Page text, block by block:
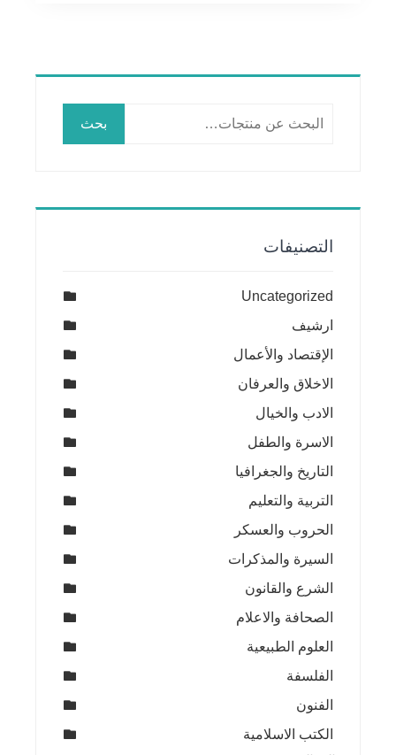
بحث
التصنيفات
Uncategorized
ارشيف
الإقتصاد والأعمال
الاخلاق والعرفان
الادب والخيال
الاسرة والطفل
التاريخ والجغرافيا
التربية والتعليم
الحروب والعسكر
السيرة والمذكرات
الشرع والقانون
الصحافة والاعلام
العلوم الطبيعية
الفلسفة
الفنون
الكتب الاسلامية